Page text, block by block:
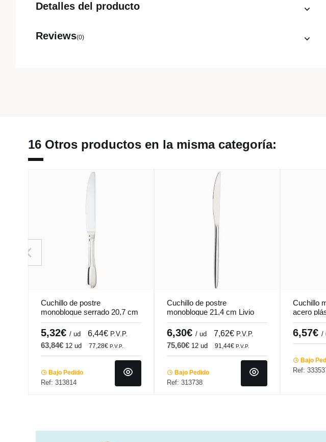
Detalles del producto
Reviews(0)
16 Otros productos en la misma categoría:
Cuchillo de postre
monobloque serrado 20,7 cm
Vieux Paris Pm Pro.mundi
5,32€ / ud 6,44€ P.V.P.
63,84€ 12 ud 77,28€ P.V.P.
Bajo Pedido
Ref: 313814
Cuchillo de postre
monobloque 21,4 cm Livio
Pro.mundi
6,30€ / ud 7,62€ P.V.P.
75,60€ 12 ud 91,44€ P.V.P.
Bajo Pedido
Ref: 313738
Cuchillo
acero
6,57€ /
Bajo
Ref: